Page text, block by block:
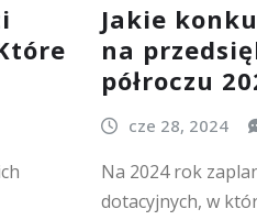
Jakie
na
półroczu
cze 28, 2024
Na 2024 rok
dotacyjnych, w